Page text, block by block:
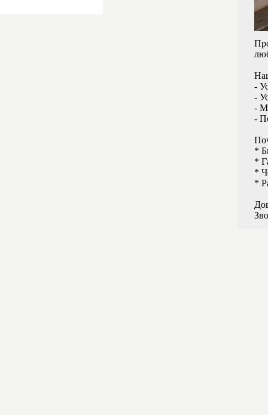
-
-
-
-
*
*
*
*